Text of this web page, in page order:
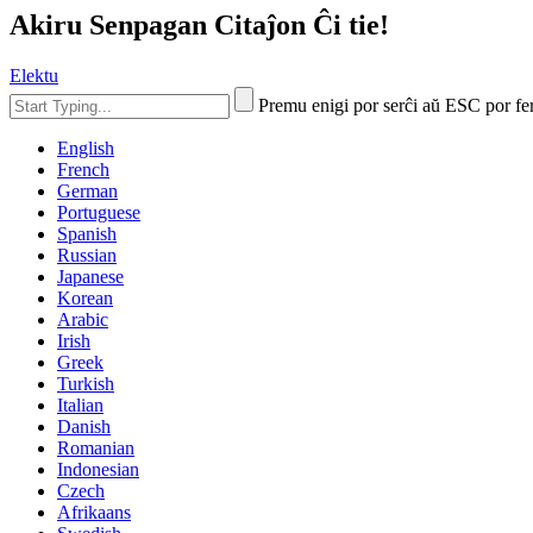
Akiru Senpagan Citaĵon Ĉi tie!
Elektu
Premu enigi por serĉi aŭ ESC por
English
French
German
Portuguese
Spanish
Russian
Japanese
Korean
Arabic
Irish
Greek
Turkish
Italian
Danish
Romanian
Indonesian
Czech
Afrikaans